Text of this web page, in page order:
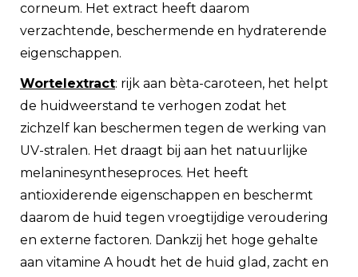
corneum. Het extract heeft daarom
verzachtende, beschermende en hydraterende
eigenschappen.
Wortelextract: rijk aan bèta-caroteen, het helpt
de huidweerstand te verhogen zodat het
zichzelf kan beschermen tegen de werking van
UV-stralen. Het draagt ​​bij aan het natuurlijke
melaninesyntheseproces. Het heeft
antioxiderende eigenschappen en beschermt
daarom de huid tegen vroegtijdige veroudering
en externe factoren. Dankzij het hoge gehalte
aan vitamine A houdt het de huid glad, zacht en